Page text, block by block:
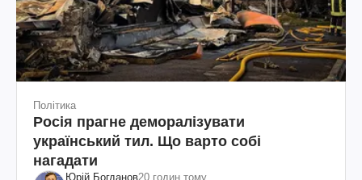
Політика
Росія прагне деморалізувати
український тил. Що варто собі
нагадати
Юрій Богданов20 годин тому